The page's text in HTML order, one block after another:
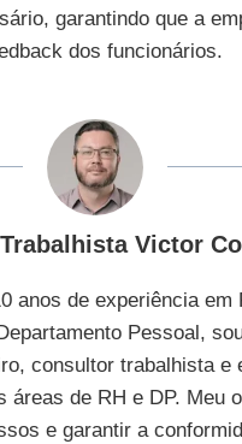
garantindo que a
dos funcionários.
Victor
anos de experiência em
Pessoal,
consultor trabalhista e
áreas de RH e DP. Meu
e garantir a